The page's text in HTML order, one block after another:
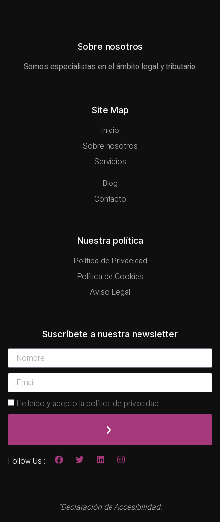
Sobre nosotros
Somos especialistas en el ámbito legal y tributario.
Site Map
Inicio
Sobre nosotros
Servicios
Blog
Contacto
Nuestra política
Política de Privacidad
Política de Cookies
Aviso Legal
Suscríbete a nuestra newsletter
He leído y acepto la política de privacidad
Follow Us :
“Declaración de Accesibilidad: